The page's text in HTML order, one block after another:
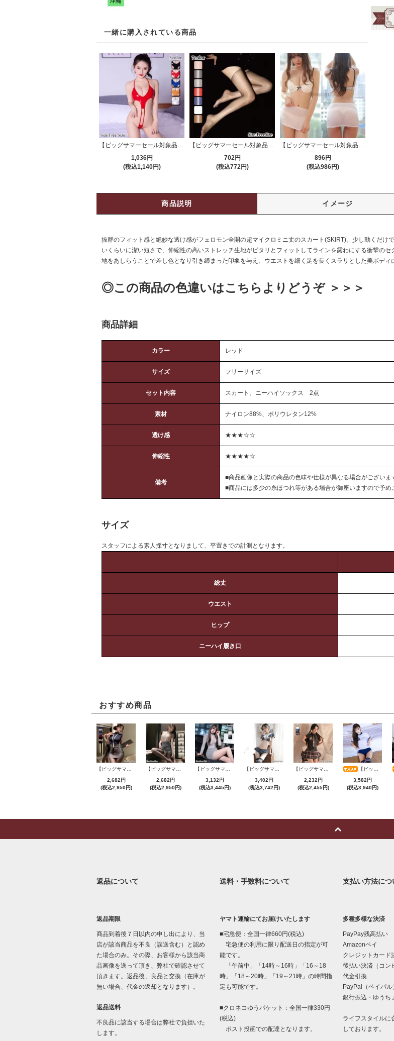
一緒に購入されている商品
【ビッグサマーセール対象品】セクシーテディ(SEXYTEDDY) 835
1,036円
(税込1,140円)
【ビッグサマーセール対象品】ストッキング(STOCKING) 511
702円
(税込772円)
【ビッグサマーセール対象品】スカート(SKIRT) 001wt
896円
(税込986円)
商品説明 イメージ
抜群のフィット感と絶妙な透け感がフェロモン全開の超マイクロミニ丈のスカート(SKIRT)。少し動くだけ
いくらいに潔い短さで、伸縮性の高いストレッチ生地がピタリとフィットしてラインを露わにする衝撃の
地をあしらうことで差し色となり引き締まった印象を与え、ウエストを細く足を長くスラリとした美ボディ
◎この商品の色違いはこちらよりどうぞ ＞＞＞
商品詳細
カラー レッド
サイズ フリーサイズ
セット内容 スカート、ニーハイソックス 2点
素材 ナイロン88%、ポリウレタン12%
透け感 ★★★☆☆
伸縮性 ★★★★☆
備考
■商品画像と実際の商品の色味や仕様が異なる場合がございま
■商品には多少の糸ほつれ等がある場合が御座いますので予め
サイズ
スタッフによる素人採寸となりまして、平置きでの計測となります。
総丈
ウエスト
ヒップ
ニーハイ履き口
おすすめ商品
2,682円
(税込2,950円)
2,682円
(税込2,950円)
3,132円
(税込3,445円)
3,402円
(税込3,742円)
2,232円
(税込2,455円)
【ビッグサマーセール対象品】セクシーコスプレ(SEXYCOSPLAY) 199
3,582円
(税込3,940円)
返品について
返品期限
商品到着後７日以内の申し出により、当
店が該当商品を不良（誤送含む）と認め
た場合のみ。その際、お客様から該当商
品画像を送って頂き、弊社で確認させて
頂きます。返品後、良品と交換（在庫が
無い場合、代金の返却となります）。
返品送料
不良品に該当する場合は弊社で負担いた
します。
送料・手数料について
ヤマト運輸にてお届けいたします
■宅急便：全国一律660円(税込)
宅急便の利用に限り配送日の指定が可
能です。
「午前中」「14時～16時」「16～18
時」「18～20時」「19～21時」の時間指
定も可能です。
■クロネコゆうパケット：全国一律330円
(税込)
ポスト投函での配達となります。
支払い方法につ
多種多様な決済
PayPay残高払い
Amazonペイ
クレジットカード
後払い決済（コン
代金引換
PayPal（ペイパル
銀行振込・ゆうち
ライフスタイルに
しております。